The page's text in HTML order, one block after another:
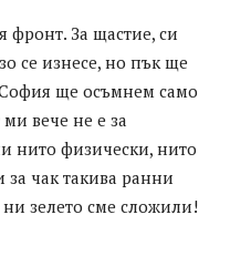
фронт. За щастие, си
се изнесе, но пък ще
ще осъмнем само
вече не е за
нито физически, нито
чак такива ранни
ни зелето сме сложили!